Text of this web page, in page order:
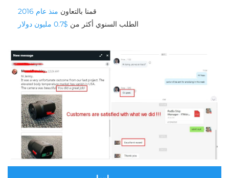
قمنا بالتعاون منذ عام 2016
الطلب السنوي أكثر من $0.7 مليون دولار